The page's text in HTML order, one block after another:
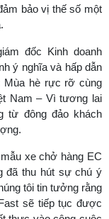
bảo vị thế số một
đốc Kinh doanh
ý nghĩa và hấp dẫn
Mùa hè rực rỡ cùng
Nam – Vì tương lai
từ đông đảo khách
xe chở hàng EC
đã thu hút sự chú ý
tôi tin tưởng rằng
sẽ tiếp tục được